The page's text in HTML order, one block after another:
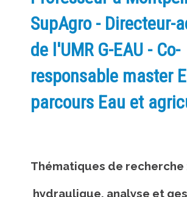
HDR
THESES
WORKING PAPERS
FOR THE PUBLIC
SupAgro - Directeur-
de l'UMR G-EAU - Co-
responsable master
parcours Eau et
Thématiques de recherche
hydraulique, analyse et